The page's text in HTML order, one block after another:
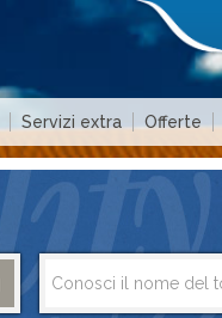
Servizi extra Offerte